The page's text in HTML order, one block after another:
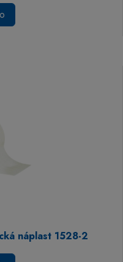
náplast 1528-2